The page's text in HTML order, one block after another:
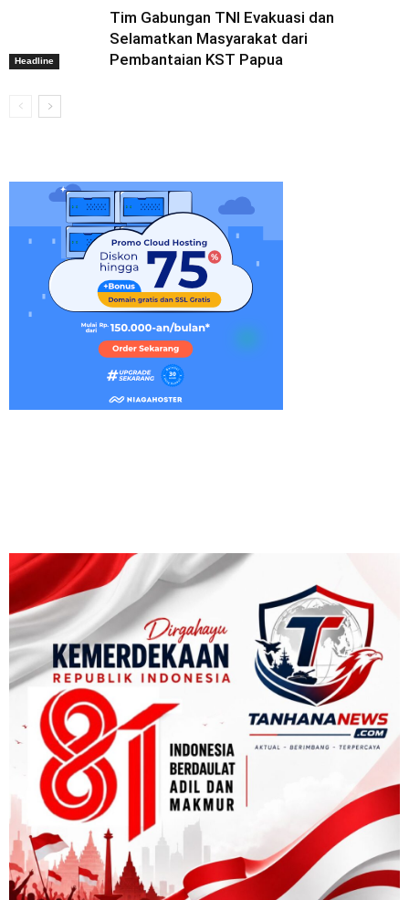
Headline
Tim Gabungan TNI Evakuasi dan
Selamatkan Masyarakat dari
Pembantaian KST Papua